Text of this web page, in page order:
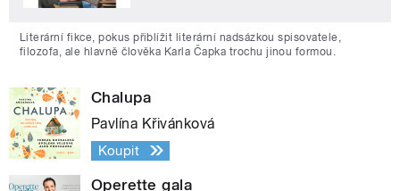
Literární fikce, pokus přiblížit literární nadsázkou spisovatele,
filozofa, ale hlavně člověka Karla Čapka trochu jinou formou.
Chalupa
Pavlína Křivánková
Koupit
Operette gala